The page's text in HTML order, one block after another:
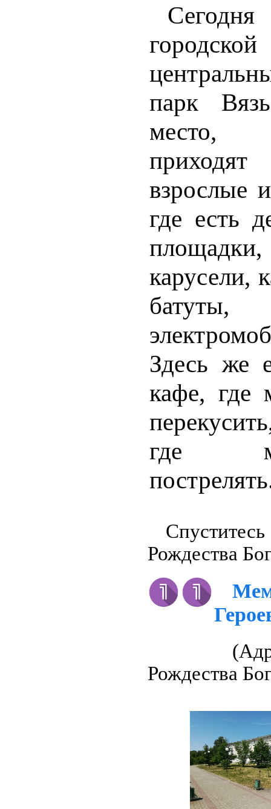
Сегодня
городской
парк
место,
приходят
взрослые
где есть
площадки,
карусели,
батуты,
Здесь же
кафе, где
где
Рождества
Рождества